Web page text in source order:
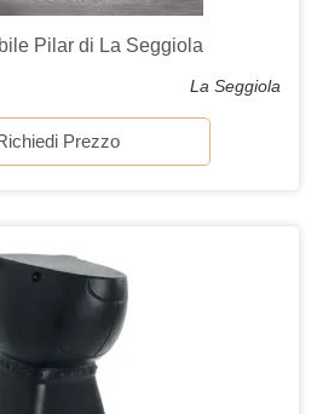
Pilar di La Seggiola
La Seggiola
Prezzo